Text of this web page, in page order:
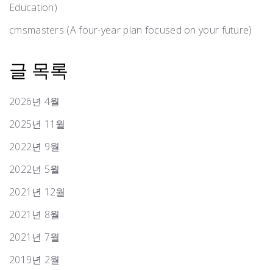
Education)
cmsmasters (A four-year plan focused on your future)
글 목록
2026년 4월
2025년 11월
2022년 9월
2022년 5월
2021년 12월
2021년 8월
2021년 7월
2019년 2월